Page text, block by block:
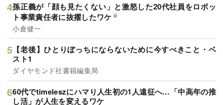
孫正義が「顔も見たくない」と激怒した20代社員をロボッ
ト事業責任者に抜擢したワケ
小倉健一
【老後】ひとりぼっちにならないために今すべきこと・ベ
スト1
ダイヤモンド社書籍編集局
60代でtimeleszにハマり人生初の1人遠征へ…「中高年の推
し活」が人生を変えるワケ